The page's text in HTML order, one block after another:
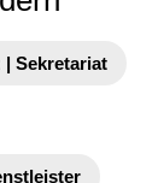
Sekretariat